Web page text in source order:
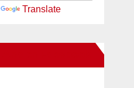
Translate